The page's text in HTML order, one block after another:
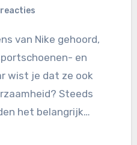
reacties
en
wist je dat ze ook
Steeds
het belangrijk…